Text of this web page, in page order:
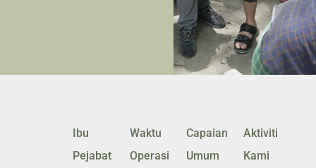
Ibu
Pejabat
Waktu
Operasi
Capaian
Umum
Aktiviti
Kami